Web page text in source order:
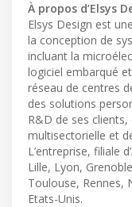
À propos d’Elsys
Elsys Design est
la conception de
incluant la
logiciel embarqué
réseau de centres
des solutions
R&D de ses clients,
multisectorielle et
L’entreprise, filiale
Lille, Lyon,
Toulouse, Rennes,
Etats-Unis.